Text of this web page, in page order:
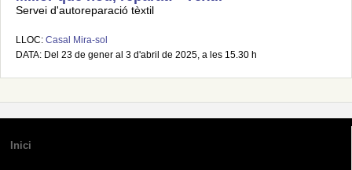
Servei d'autoreparació tèxtil
LLOC: Casal Mira-sol
DATA: Del 23 de gener al 3 d'abril de 2025, a les 15.30 h
Inici